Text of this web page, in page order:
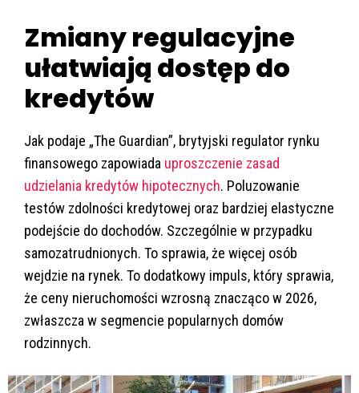
Zmiany regulacyjne
ułatwiają dostęp do
kredytów
Jak podaje „The Guardian”, brytyjski regulator rynku
finansowego zapowiada uproszczenie zasad
udzielania kredytów hipotecznych. Poluzowanie
testów zdolności kredytowej oraz bardziej elastyczne
podejście do dochodów. Szczególnie w przypadku
samozatrudnionych. To sprawia, że więcej osób
wejdzie na rynek. To dodatkowy impuls, który sprawia,
że ceny nieruchomości wzrosną znacząco w 2026,
zwłaszcza w segmencie popularnych domów
rodzinnych.